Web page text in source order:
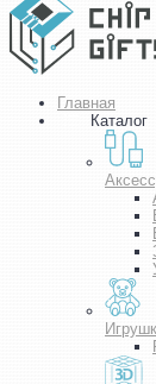
Главная
Каталог